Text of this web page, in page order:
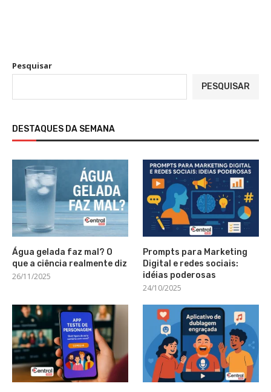
Pesquisar
PESQUISAR
DESTAQUES DA SEMANA
Água gelada faz mal? O
que a ciência realmente diz
26/11/2025
Prompts para Marketing
Digital e redes sociais:
idéias poderosas
24/10/2025